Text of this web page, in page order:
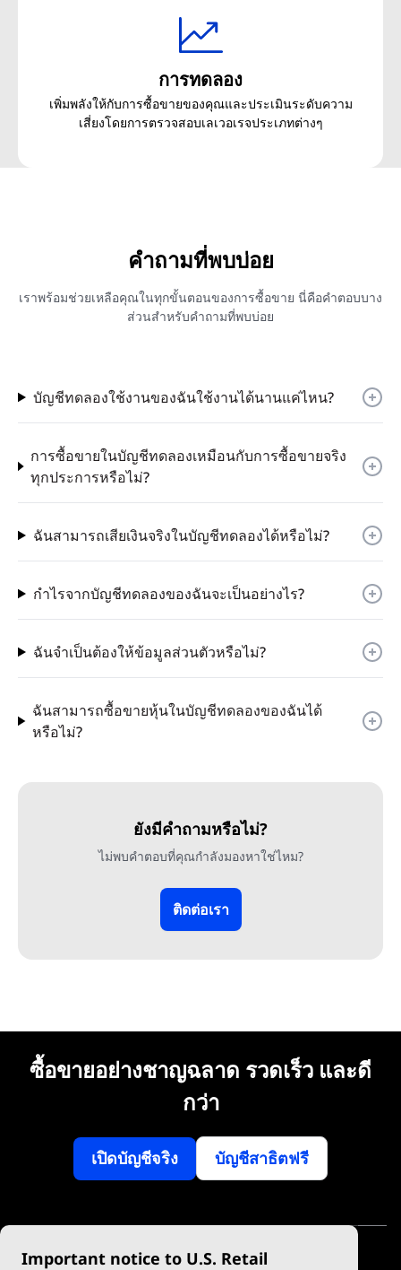
การทดลอง
เพิ่มพลังให้กับการซื้อขายของคุณและประเมินระดับความ
เสี่ยงโดยการตรวจสอบเลเวอเรจประเภทต่างๆ
คำถามที่พบบ่อย
เราพร้อมช่วยเหลือคุณในทุกขั้นตอนของการซื้อขาย นี่คือคำตอบบาง
ส่วนสำหรับคำถามที่พบบ่อย
บัญชีทดลองใช้งานของฉันใช้งานได้นานแค่ไหน?
การซื้อขายในบัญชีทดลองเหมือนกับการซื้อขายจริง
ทุกประการหรือไม่?
ฉันสามารถเสียเงินจริงในบัญชีทดลองได้หรือไม่?
กำไรจากบัญชีทดลองของฉันจะเป็นอย่างไร?
ฉันจำเป็นต้องให้ข้อมูลส่วนตัวหรือไม่?
ฉันสามารถซื้อขายหุ้นในบัญชีทดลองของฉันได้
หรือไม่?
ยังมีคำถามหรือไม่?
ไม่พบคำตอบที่คุณกำลังมองหาใช่ไหม?
ติดต่อเรา
ซื้อขายอย่างชาญฉลาด รวดเร็ว และดี
กว่า
เปิดบัญชีจริง บัญชีสาธิตฟรี
Important notice to U.S. Retail